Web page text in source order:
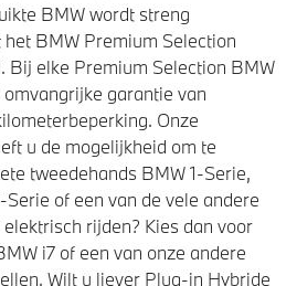
BMW wordt streng
BMW Premium Selection
Bij elke Premium Selection BMW
garantie van
Onze
u de mogelijkheid om te
tweedehands BMW 1-Serie,
of een van de vele andere
rijden? Kies dan voor
i7 of een van onze andere
Wilt u liever Plug-in Hybride